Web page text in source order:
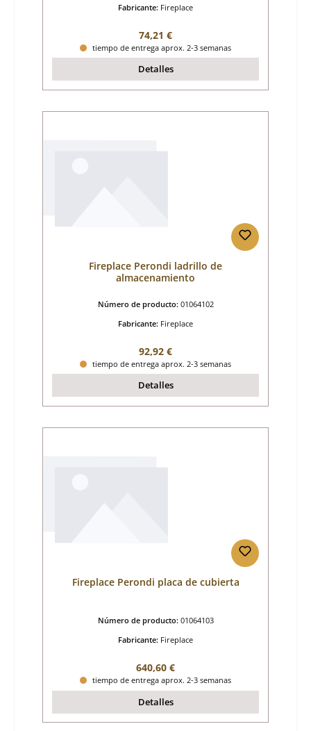
Fabricante: Fireplace
Precio normal:
74,21 €
tiempo de entrega aprox. 2-3 semanas
Detalles
Fireplace Perondi ladrillo de
almacenamiento
Número de producto: 01064102
Fabricante: Fireplace
Precio normal:
92,92 €
tiempo de entrega aprox. 2-3 semanas
Detalles
Fireplace Perondi placa de cubierta
Número de producto: 01064103
Fabricante: Fireplace
Precio normal:
640,60 €
tiempo de entrega aprox. 2-3 semanas
Detalles